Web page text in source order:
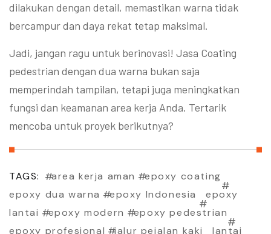
dilakukan dengan detail, memastikan warna tidak
bercampur dan daya rekat tetap maksimal.
Jadi, jangan ragu untuk berinovasi! Jasa Coating
pedestrian dengan dua warna bukan saja
memperindah tampilan, tetapi juga meningkatkan
fungsi dan keamanan area kerja Anda. Tertarik
mencoba untuk proyek berikutnya?
TAGS: area kerja aman
epoxy coating
epoxy dua warna
epoxy Indonesia
epoxy
lantai
epoxy modern
epoxy pedestrian
epoxy profesional
jalur pejalan kaki lantai